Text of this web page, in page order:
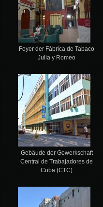
Foyer der Fábrica de Tabaco
Julia y Romeo
Gebäude der Gewerkschaft
Central de Trabajadores de
Cuba (CTC)